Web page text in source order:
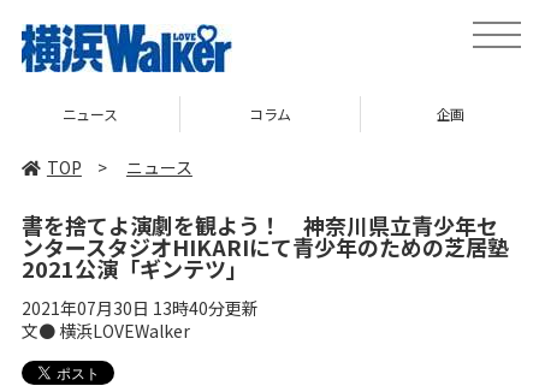
toggle
ニュース コラム 企画
TOP > ニュース
書を捨てよ演劇を観よう！ 神奈川県立青少年セ
ンタースタジオHIKARIにて青少年のための芝居塾
2021公演「ギンテツ」
2021年07月30日 13時40分更新
文● 横浜LOVEWalker